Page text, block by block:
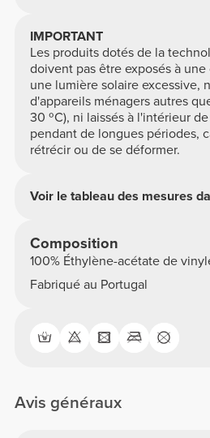
IMPORTANT
Les produits dotés de la
doivent pas être exposés à
une lumière solaire excessive,
d'appareils ménagers autres
30 ºC), ni laissés à l'intérieur
pendant de longues périodes,
rétrécir ou de se déformer.
Voir le tableau des mesures
Composition
100% Éthylène-acétate de
Fabriqué au Portugal
Avis généraux